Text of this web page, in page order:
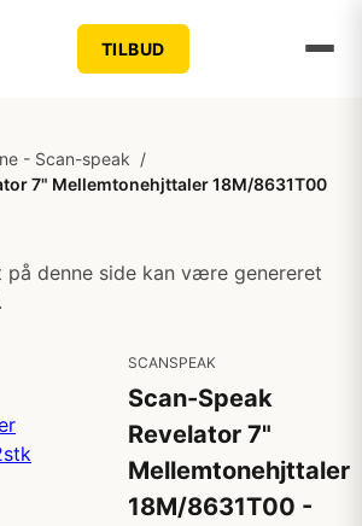
TILBUD
- Scan-speak /
7" Mellemtonehjttaler 18M/8631T00
på denne side kan være genereret
SCANSPEAK
Scan-Speak
Revelator 7"
Mellemtonehjttaler
18M/8631T00 -